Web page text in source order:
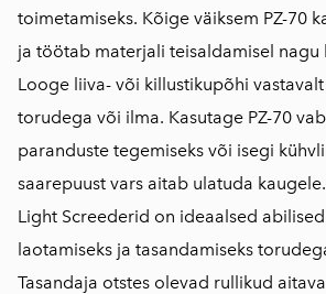
toimetamiseks. Kõige väiksem PZ-70
ja töötab materjali teisaldamisel nagu
Looge liiva- või killustikupõhi
torudega või ilma. Kasutage PZ-70
paranduste tegemiseks või isegi
saarepuust vars aitab ulatuda kaugele.
Light Screederid on ideaalsed
laotamiseks ja tasandamiseks
Tasandaja otstes olevad rullikud